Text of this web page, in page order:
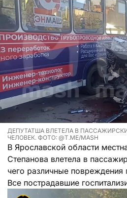
ДЕПУТАТША ВЛЕТЕЛА В
ЧЕЛОВЕК. ФОТО: @T.ME/MASH
В Ярославской области
Степанова влетела в
чего различные повреждения
Все пострадавшие